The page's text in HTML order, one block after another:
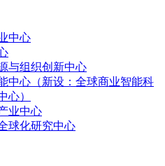
中心
与组织创新中心
中心（新设：全球商业智能科
心）
业中心
球化研究中心